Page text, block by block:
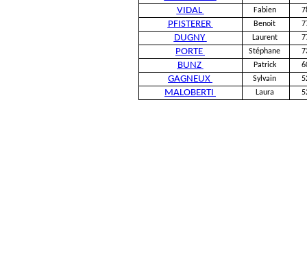
VIDAL Fabien
PFISTERER Benoit
DUGNY Laurent
PORTE Stéphane
BUNZ Patrick
GAGNEUX Sylvain
MALOBERTI Laura